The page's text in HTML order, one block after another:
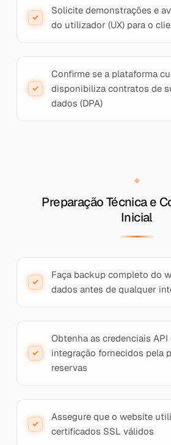
Solicite demonstrações e
do utilizador (UX) para o
Confirme se a plataforma
disponibiliza contratos de
dados (DPA)
Preparação Técnica e
Inicial
Faça backup completo do
dados antes de qualquer
Obtenha as credenciais
integração fornecidos pela
reservas
Assegure que o website
certificados SSL válidos